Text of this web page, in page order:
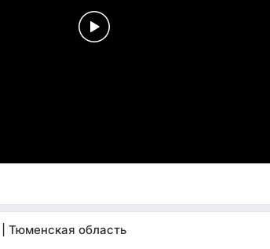
Тюменская область